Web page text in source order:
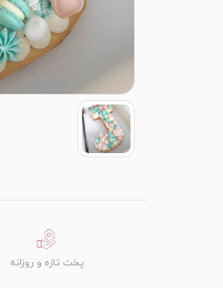
پخت تازه و روزانه